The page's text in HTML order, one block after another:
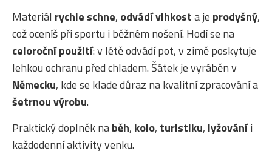
Materiál rychle schne, odvádí vlhkosta je prodyšný,
což oceníš při sportu i běžném nošení. Hodí se na
celoroční použití: v létě odvádí pot, v zimě poskytuje
lehkou ochranu před chladem. Šátek je vyráběn v
Německu, kde se klade důraz na kvalitní zpracování a
šetrnou výrobu.
Praktický doplněk naběh, kolo, turistiku, lyžováníi
každodenní aktivity venku.